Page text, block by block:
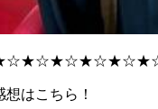
はこちら！